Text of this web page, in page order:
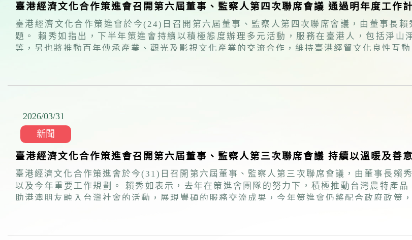
臺港經濟文化合作策進會召開第六屆董事、監察人第四次聯席會議 通過明年度工作
臺港經濟文化合作策進會於今(24)日召開第六屆董事、監察人第四次聯席會議，由董事長
題。 賴秀如指出，下半年策進會持續以積極態度辦理多元活動，服務在臺港人，包括淨山淨灘公益活動、市集、IG圖文徵選比賽、基本急救知能課程
等，另也將推動百年傳承產業、觀光及影視文化產業的交流合作，維持臺港經貿文化良性互動。 本次會議另外通過聘用人員管理要點修正案、政府董
2026/03/31
新聞
臺港經濟文化合作策進會召開第六屆董事、監察人第三次聯席會議 持續以溫暖及善
臺港經濟文化合作策進會於今(31)日召開第六屆董事、監察人第三次聯席會議，由董事長賴
以及今年重要工作規劃。 賴秀如表示，去年在策進會團隊的努力下，積極推動台灣農特產品、觀光、藝文、建築與設計交流互訪，並辦理高達80場次協
助港澳朋友融入台灣社會的活動，展現豐碩的服務交流成果，今年策進會仍將配合政府政策
域主題的交流互訪。此外，今年也規劃多元活動，包括CPR、AED、骨折及外傷包紮等
驗、IG圖文徵選、淨山與淨灘公益活動、香港影展以及好友港節市集等，全力深化交流服務